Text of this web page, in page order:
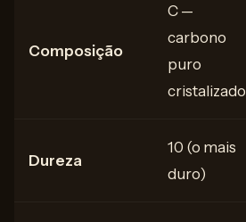
Composição
C —
carbono
puro
cristalizado
Dureza
10 (o mais
duro)